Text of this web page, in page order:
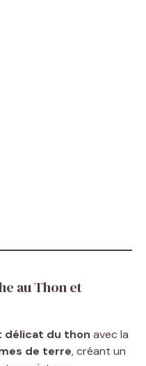
au Thon et
délicat du thon avec la
de terre, créant un